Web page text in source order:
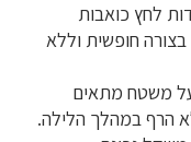
לחץ כואבות
חופשית וללא
משטח מתאים
הרף במהלך הלילה.